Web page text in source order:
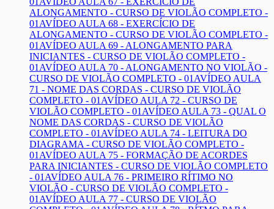
ALONGAMENTO - CURSO DE VIOLÃO COMPLETO -
01AVÍDEO AULA 68 - EXERCÍCIO DE
ALONGAMENTO - CURSO DE VIOLÃO COMPLETO -
01AVÍDEO AULA 69 - ALONGAMENTO PARA
INICIANTES - CURSO DE VIOLÃO COMPLETO -
01AVÍDEO AULA 70 - ALONGAMENTO NO VIOLÃO -
CURSO DE VIOLÃO COMPLETO - 01AVÍDEO AULA
71 - NOME DAS CORDAS - CURSO DE VIOLÃO
COMPLETO - 01AVÍDEO AULA 72 - CURSO DE
VIOLÃO COMPLETO - 01AVÍDEO AULA 73 - QUAL O
NOME DAS CORDAS - CURSO DE VIOLÃO
COMPLETO - 01AVÍDEO AULA 74 - LEITURA DO
DIAGRAMA - CURSO DE VIOLÃO COMPLETO -
01AVÍDEO AULA 75 - FORMAÇÃO DE ACORDES
PARA INICIANTES - CURSO DE VIOLÃO COMPLETO
- 01AVÍDEO AULA 76 - PRIMEIRO RÍTIMO NO
VIOLÃO - CURSO DE VIOLÃO COMPLETO -
01AVÍDEO AULA 77 - CURSO DE VIOLÃO